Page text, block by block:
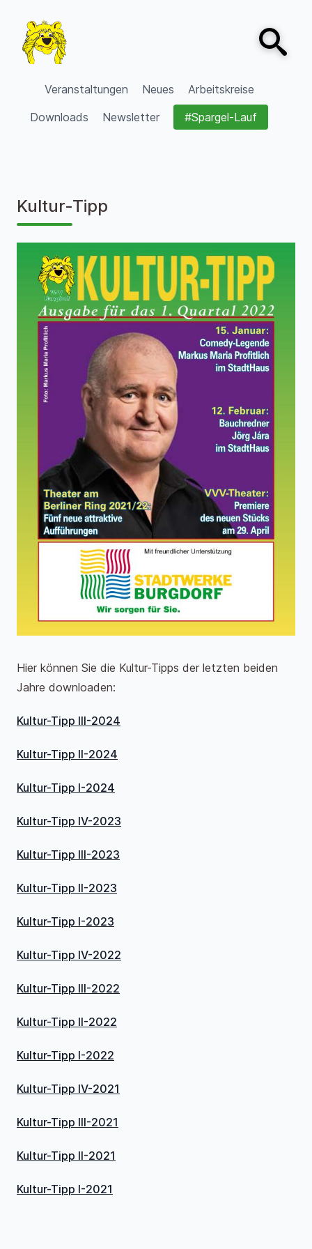
VVV Burgdorf
Veranstaltungen Neues
Arbeitskreise
Downloads
Newsletter #Spargel-Lauf
Open
Kultur-Tipp
Hier können Sie die Kultur-Tipps der letzten beiden
Jahre downloaden:
Kultur-Tipp III-2024
Kultur-Tipp II-2024
Kultur-Tipp I-2024
Kultur-Tipp IV-2023
Kultur-Tipp III-2023
Kultur-Tipp II-2023
Kultur-Tipp I-2023
Kultur-Tipp IV-2022
Kultur-Tipp III-2022
Kultur-Tipp II-2022
Kultur-Tipp I-2022
Kultur-Tipp IV-2021
Kultur-Tipp III-2021
Kultur-Tipp II-2021
Kultur-Tipp I-2021